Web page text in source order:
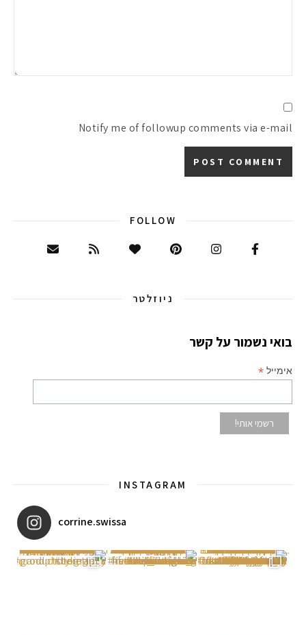
Notify me of followup comments via e-mail
FOLLOW
ניוזלטר
בואי נשמור על קשר
אימייל *
INSTAGRAM
corrine.swissa
איזו אהבתם יותר? הראשונה או
ב